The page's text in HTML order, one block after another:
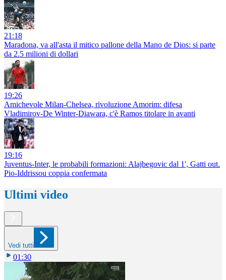
21:18
Maradona, va all'asta il mitico pallone della Mano de Dios: si parte
da 2.5 milioni di dollari
19:26
Amichevole Milan-Chelsea, rivoluzione Amorim: difesa
Vladimirov-De Winter-Diawara, c'è Ramos titolare in avanti
19:16
Juventus-Inter, le probabili formazioni: Alajbegovic dal 1', Gatti out.
Pio-Iddrissou coppia confermata
Ultimi video
Vedi tutti
01:30